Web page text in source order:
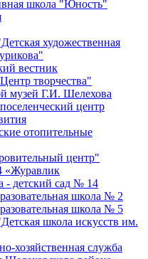
школа "Юность"
художественная
вестник
творчества"
музей Г.И. Шелехова
центр
отопительные
центр"
«Журавлик
- детский сад № 14
школа № 2
школа № 5
школа искусств им.
хозяйственная служба